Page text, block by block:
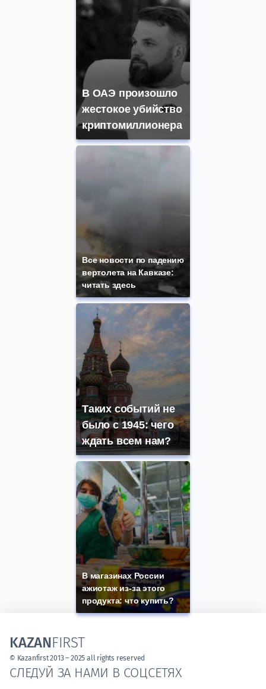
В ОАЭ произошло
жестокое убийство
криптомиллионера
Все новости по падению
вертолета на Кавказе:
читать здесь
Таких событий не
было с 1945: чего
ждать всем нам?
В магазинах России
ажиотаж из-за этого
продукта: что купить?
СЛЕДУЙ ЗА НАМИ В СОЦСЕТЯХ
KAZANFIRST
© Kazanfirst 2013 – 2025 all rights reserved